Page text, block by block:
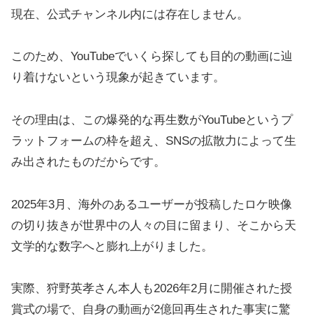
現在、公式チャンネル内には存在しません。
このため、YouTubeでいくら探しても目的の動画に辿
り着けないという現象が起きています。
その理由は、この爆発的な再生数がYouTubeというプ
ラットフォームの枠を超え、SNSの拡散力によって生
み出されたものだからです。
2025年3月、海外のあるユーザーが投稿したロケ映像
の切り抜きが世界中の人々の目に留まり、そこから天
文学的な数字へと膨れ上がりました。
実際、狩野英孝さん本人も2026年2月に開催された授
賞式の場で、自身の動画が2億回再生された事実に驚